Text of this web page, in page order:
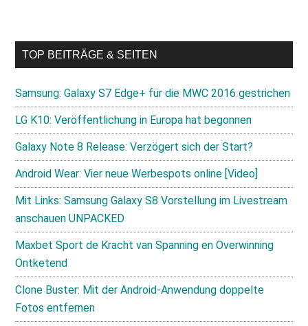
TOP BEITRÄGE & SEITEN
Samsung: Galaxy S7 Edge+ für die MWC 2016 gestrichen
LG K10: Veröffentlichung in Europa hat begonnen
Galaxy Note 8 Release: Verzögert sich der Start?
Android Wear: Vier neue Werbespots online [Video]
Mit Links: Samsung Galaxy S8 Vorstellung im Livestream
anschauen UNPACKED
Maxbet Sport de Kracht van Spanning en Overwinning
Ontketend
Clone Buster: Mit der Android-Anwendung doppelte
Fotos entfernen